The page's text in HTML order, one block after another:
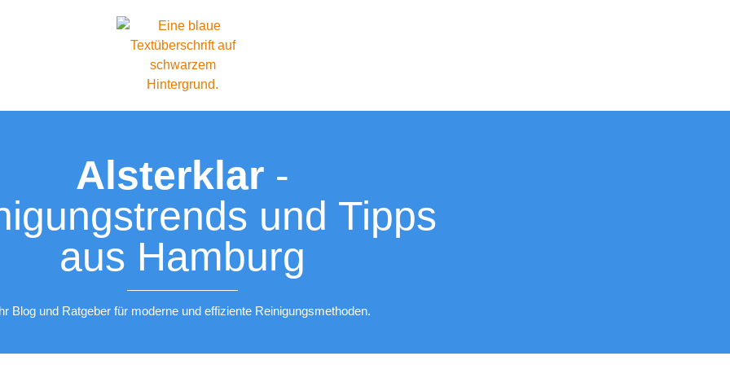
Alsterklar -
und Tipps
aus Hamburg
Blog und Ratgeber für moderne und effiziente Reinigungsmethoden.